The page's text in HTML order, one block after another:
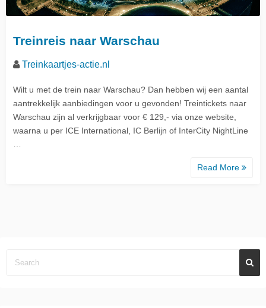
Treinreis naar Warschau
Treinkaartjes-actie.nl
Wilt u met de trein naar Warschau? Dan hebben wij een aantal
aantrekkelijk aanbiedingen voor u gevonden! Treintickets naar
Warschau zijn al verkrijgbaar voor € 129,- via onze website,
waarna u per ICE International, IC Berlijn of InterCity NightLine
Read More